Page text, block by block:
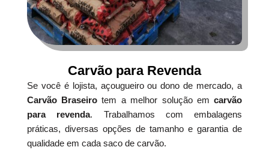
Carvão para Revenda
Se você é lojista, açougueiro ou dono de mercado, a
Carvão Braseiro tem a melhor solução emcarvão
para revenda. Trabalhamos com embalagens
práticas, diversas opções de tamanho e garantia de
qualidade em cada saco de carvão.